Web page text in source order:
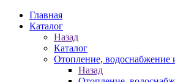
Главная
Каталог
Назад
Каталог
Отопление, водоснабжение
Назад